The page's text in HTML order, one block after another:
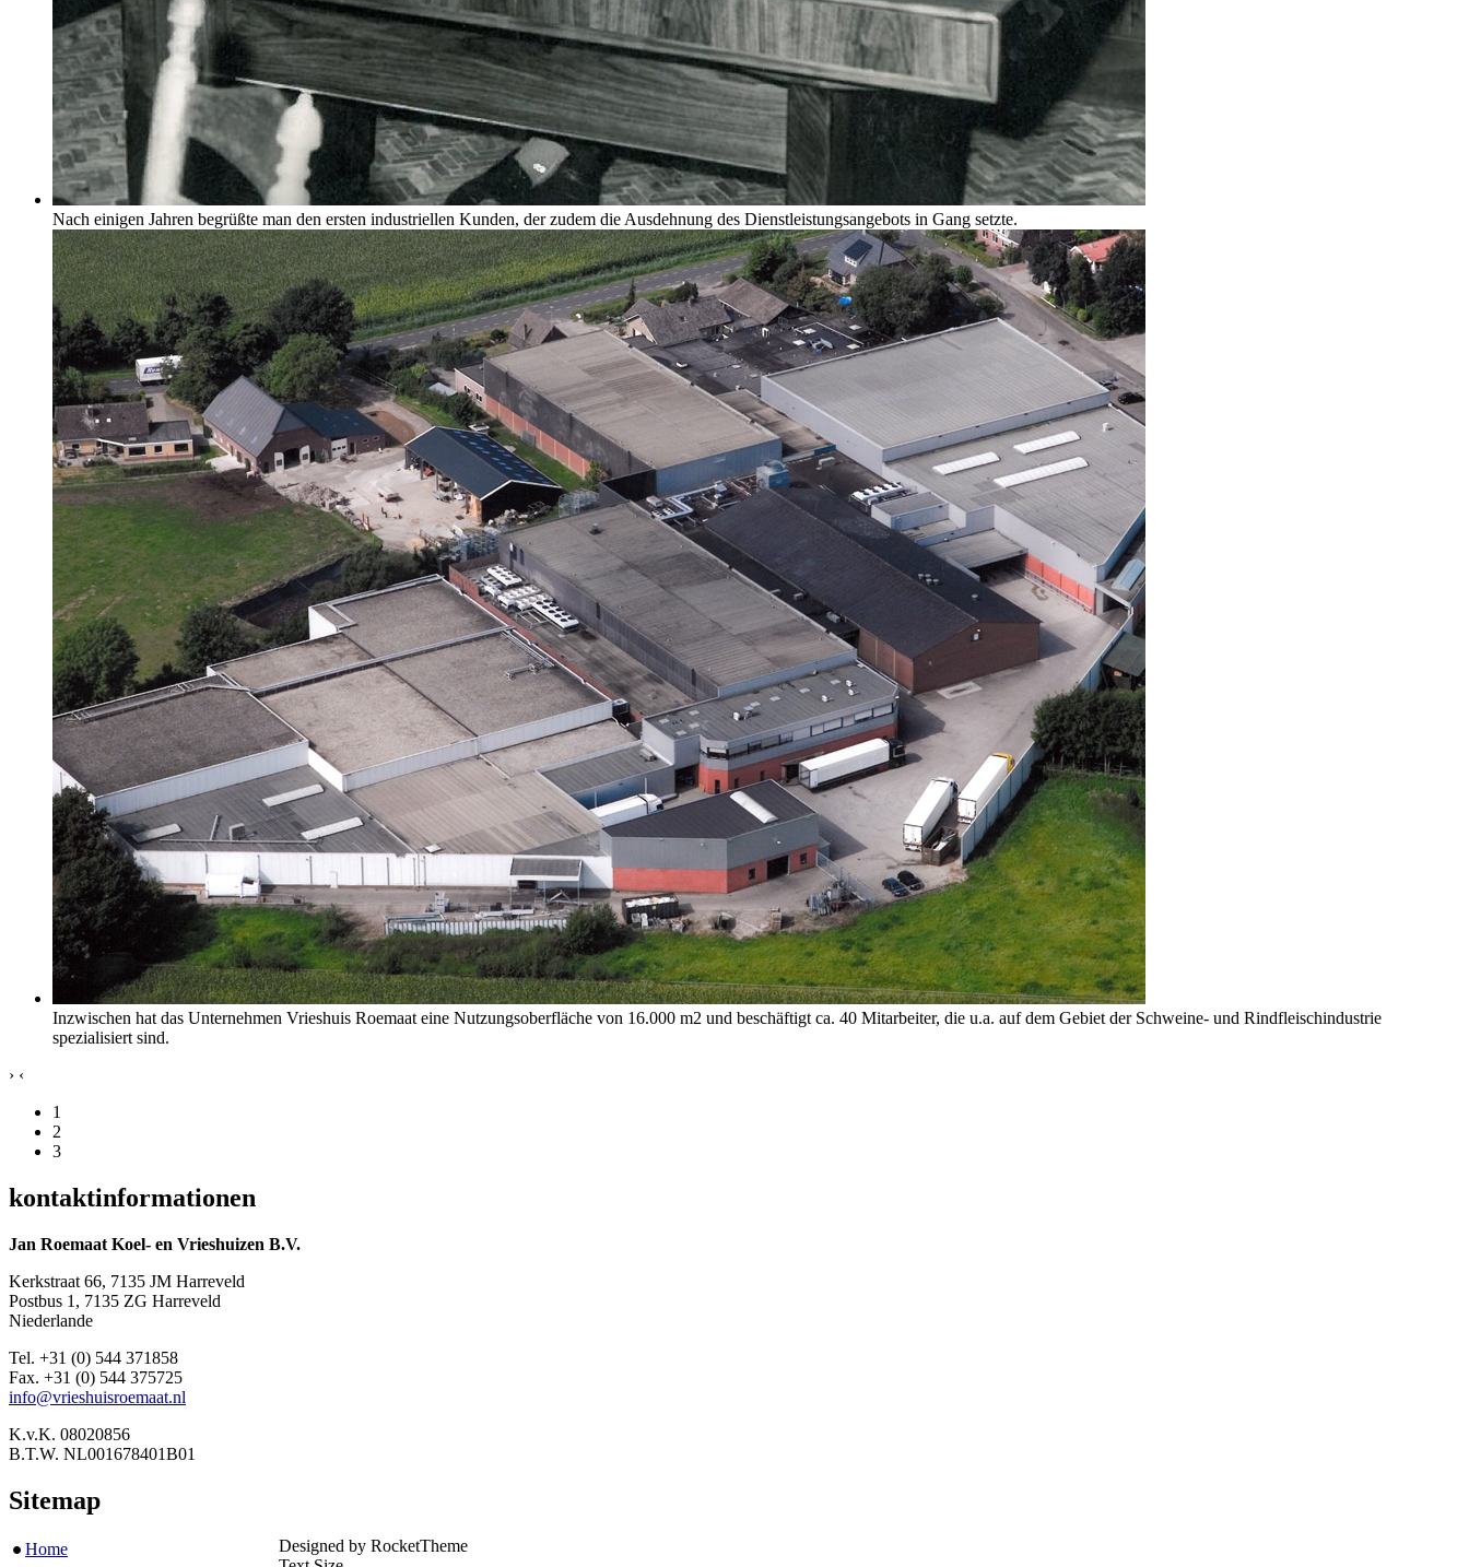
Nach einigen Jahren begrüßte man den ersten industriellen Kunden, der zudem die Ausdehnung des Dienstleistungsangebots in Gang setzte.
Inzwischen hat das Unternehmen Vrieshuis Roemaat eine Nutzungsoberfläche von 16.000 m2 und beschäftigt ca. 40 Mitarbeiter, die u.a. auf dem Gebiet der Schweine- und Rindfleischindustrie
spezialisiert sind.
› ‹
1
2
3
kontaktinformationen
Jan Roemaat Koel- en Vrieshuizen B.V.
Kerkstraat 66, 7135 JM Harreveld
Postbus 1, 7135 ZG Harreveld
Niederlande
Tel. +31 (0) 544 371858
Fax. +31 (0) 544 375725
info@vrieshuisroemaat.nl
K.v.K. 08020856
B.T.W. NL001678401B01
Sitemap
● Home
Designed by RocketTheme